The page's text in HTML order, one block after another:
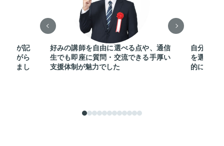
性が記
ながら
きまし
好みの講師を自由に選べる点や、通信
生でも即座に質問・交流できる手厚い
支援体制が魅力でした
自分のス
を選べた
的に合格